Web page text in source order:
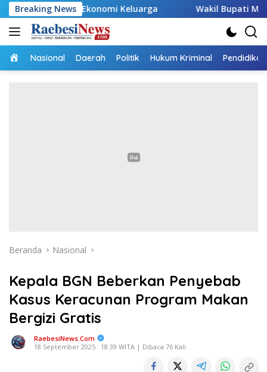
Langsung
ke
konten
Breaking News
Ekonomi Keluarga Wakil Bupati Malaka HMS Tinjau
Home
Nasional Daerah Politik Hukum Kriminal Pendidikan
Beranda Nasional
Kepala BGN Beberkan Penyebab
Kasus Keracunan Program Makan
Bergizi Gratis
RaebesiNews.Com
18 September 2025 : 18:39 WITA | Dibaca 76 Kali